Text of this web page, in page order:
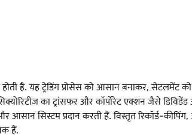
है. यह ट्रेडिंग प्रोसेस को आसान बनाकर, सेटलमेंट
का ट्रांसफर और कॉर्पोरेट एक्शन जैसे
सिस्टम प्रदान करती हैं. विस्तृत रिकॉर्ड-कीपिंग,
हैं.